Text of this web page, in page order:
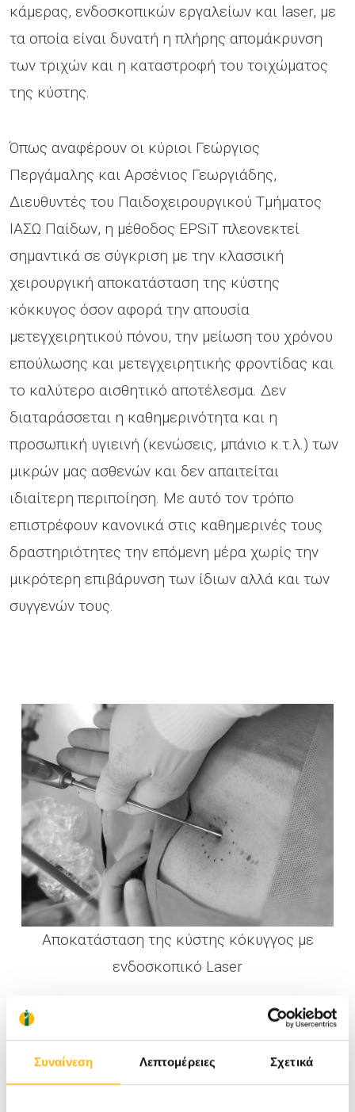
Συναίνεση Λεπτομέρειες Σχετικά
κάμερας, ενδοσκοπικών εργαλείων και laser, με
τα οποία είναι δυνατή η πλήρης απομάκρυνση
των τριχών και η καταστροφή του τοιχώματος
της κύστης.
Όπως αναφέρουν οι κύριοι Γεώργιος
Περγάμαλης και Αρσένιος Γεωργιάδης,
Διευθυντές του Παιδοχειρουργικού Τμήματος
ΙΑΣΩ Παίδων, η μέθοδος EPSiT πλεονεκτεί
σημαντικά σε σύγκριση με την κλασσική
χειρουργική αποκατάσταση της κύστης
κόκκυγος όσον αφορά την απουσία
μετεγχειρητικού πόνου, την μείωση του χρόνου
επούλωσης και μετεγχειρητικής φροντίδας και
το καλύτερο αισθητικό αποτέλεσμα. Δεν
διαταράσσεται η καθημερινότητα και η
προσωπική υγιεινή (κενώσεις, μπάνιο κ.τ.λ.) των
μικρών μας ασθενών και δεν απαιτείται
ιδιαίτερη περιποίηση. Με αυτό τον τρόπο
επιστρέφουν κανονικά στις καθημερινές τους
δραστηριότητες την επόμενη μέρα χωρίς την
μικρότερη επιβάρυνση των ίδιων αλλά και των
συγγενών τους.
Αποκατάσταση της κύστης κόκυγγος με
ενδοσκοπικό Laser